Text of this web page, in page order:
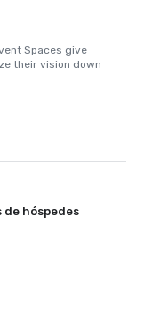
Spaces give
their vision down
hóspedes